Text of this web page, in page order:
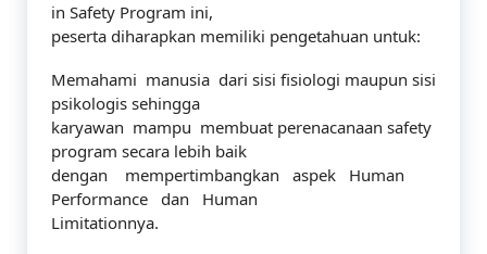
in Safety Program ini,
peserta diharapkan memiliki pengetahuan untuk:
Memahami manusia dari sisi fisiologi maupun sisi
psikologis sehingga
karyawan mampu membuat perenacanaan safety
program secara lebih baik
dengan mempertimbangkan aspek Human
Performance dan Human
Limitationnya.